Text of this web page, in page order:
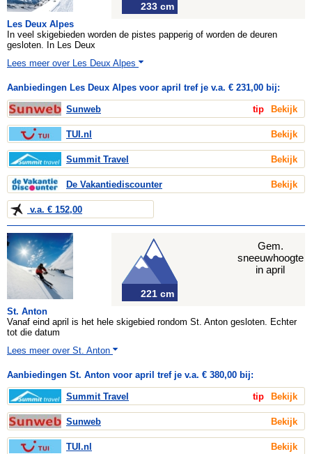
Les Deux Alpes
In veel skigebieden worden de pistes papperig of worden de deuren
gesloten. In Les Deux
Lees meer over Les Deux Alpes
233 cm
Aanbiedingen Les Deux Alpes voor april tref je v.a. € 231,00 bij:
Sunweb tip Bekijk
TUI.nl Bekijk
Summit Travel Bekijk
De Vakantiediscounter Bekijk
v.a. € 152,00
St. Anton
Vanaf eind april is het hele skigebied rondom St. Anton gesloten. Echter
tot die datum
Lees meer over St. Anton
221 cm
Gem.
sneeuwhoogte
in april
Aanbiedingen St. Anton voor april tref je v.a. € 380,00 bij:
Summit Travel tip Bekijk
Sunweb Bekijk
TUI.nl Bekijk